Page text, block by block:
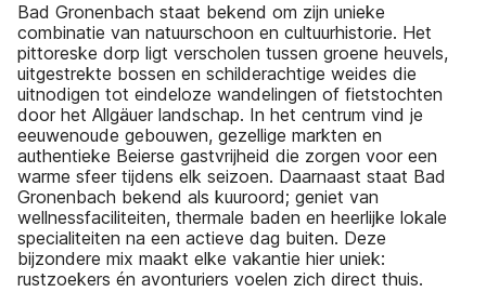
Bad Gronenbach staat bekend om zijn unieke
combinatie van natuurschoon en cultuurhistorie. Het
pittoreske dorp ligt verscholen tussen groene heuvels,
uitgestrekte bossen en schilderachtige weides die
uitnodigen tot eindeloze wandelingen of fietstochten
door het Allgäuer landschap. In het centrum vind je
eeuwenoude gebouwen, gezellige markten en
authentieke Beierse gastvrijheid die zorgen voor een
warme sfeer tijdens elk seizoen. Daarnaast staat Bad
Gronenbach bekend als kuuroord; geniet van
wellnessfaciliteiten, thermale baden en heerlijke lokale
specialiteiten na een actieve dag buiten. Deze
bijzondere mix maakt elke vakantie hier uniek:
rustzoekers én avonturiers voelen zich direct thuis.